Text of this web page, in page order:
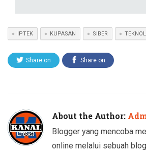
IPTEK KUPASAN SIBER
Share on Share on
About the Author:
Blogger yang mencoba
online melalui sebuah